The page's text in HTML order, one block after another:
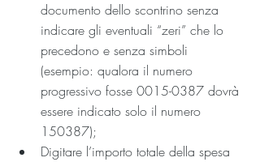
documento dello scontrino senza
indicare gli eventuali “zeri” che lo
precedono e senza simboli
(esempio: qualora il numero
progressivo fosse 0015-0387 dovrà
essere indicato solo il numero
150387);
Digitare l’importo totale della spesa